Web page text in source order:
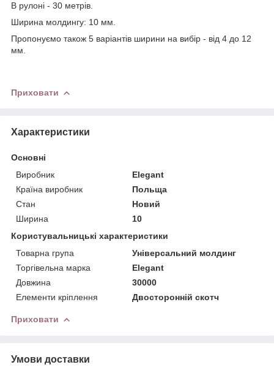
В рулоні - 30 метрів.
Ширина молдингу: 10 мм.
Пропонуємо також 5 варіантів ширини на вибір - від 4 до 12
мм.
Приховати
Характеристики
Основні
Виробник
Elegant
Країна виробник
Польща
Стан
Новий
Ширина
10
Користувальницькі характеристики
Товарна група
Універсальний молдинг
Торгівельна марка
Elegant
Довжина
30000
Елементи кріплення
Двосторонній скотч
Приховати
Умови доставки